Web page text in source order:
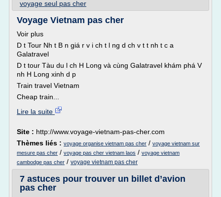
voyage seul pas cher
Voyage Vietnam pas cher
Voir plus
D t Tour Nh t B n giá r v i ch t l ng d ch v t t nh t c a
Galatravel
D t tour Tàu du l ch H Long và cùng Galatravel khám phá V
nh H Long xinh d p
Train travel Vietnam
Cheap train...
Lire la suite
Site : http://www.voyage-vietnam-pas-cher.com
Thèmes liés : voyage organise vietnam pas cher / voyage vietnam sur
mesure pas cher / voyage pas cher vietnam laos / voyage vietnam
cambodge pas cher / voyage vietnam pas cher
7 astuces pour trouver un billet d’avion
pas cher